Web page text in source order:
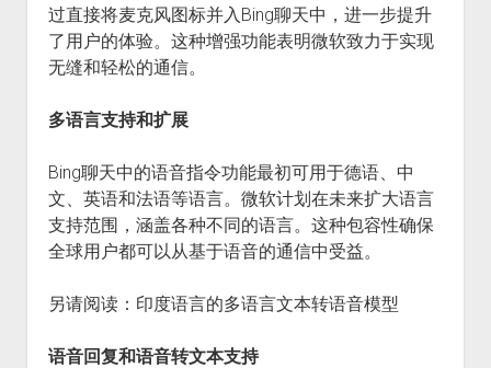
过直接将麦克风图标并入Bing聊天中，进一步提升
了用户的体验。这种增强功能表明微软致力于实现
无缝和轻松的通信。
多语言支持和扩展
Bing聊天中的语音指令功能最初可用于德语、中
文、英语和法语等语言。微软计划在未来扩大语言
支持范围，涵盖各种不同的语言。这种包容性确保
全球用户都可以从基于语音的通信中受益。
另请阅读：印度语言的多语言文本转语音模型
语音回复和语音转文本支持